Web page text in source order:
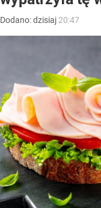
Dodano:dzisiaj 20:47